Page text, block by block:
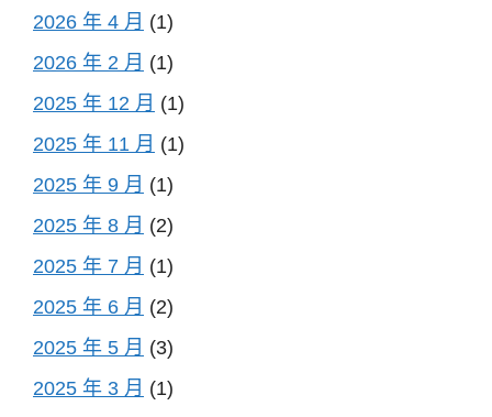
2026 年 4 月 (1)
2026 年 2 月 (1)
2025 年 12 月 (1)
2025 年 11 月 (1)
2025 年 9 月 (1)
2025 年 8 月 (2)
2025 年 7 月 (1)
2025 年 6 月 (2)
2025 年 5 月 (3)
2025 年 3 月 (1)